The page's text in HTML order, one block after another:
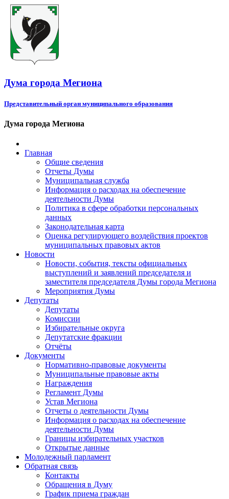
Дума города Мегиона
Представительный орган муниципального образования
Дума города Мегиона
Главная
Общие сведения
Отчеты Думы
Муниципальная служба
Информация о расходах на обеспечение
деятельности Думы
Политика в сфере обработки персональных
данных
Законодательная карта
Оценка регулирующего воздействия проектов
муниципальных правовых актов
Новости
Новости, события, тексты официальных
выступлений и заявлений председателя и
заместителя председателя Думы города Мегиона
Мероприятия Думы
Депутаты
Депутаты
Комиссии
Избирательные округа
Депутатские фракции
Отчёты
Документы
Нормативно-правовые документы
Муниципальные правовые акты
Награждения
Регламент Думы
Устав Мегиона
Отчеты о деятельности Думы
Информация о расходах на обеспечение
деятельности Думы
Границы избирательных участков
Открытые данные
Молодежный парламент
Обратная связь
Контакты
Обращения в Думу
График приема граждан